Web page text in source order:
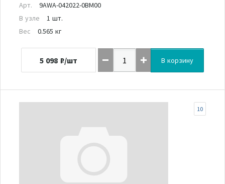
Арт.
9AWA-042022-0BM00
В узле
1 шт.
Вес
0.565 кг
5 098 ₽/шт В корзину
10